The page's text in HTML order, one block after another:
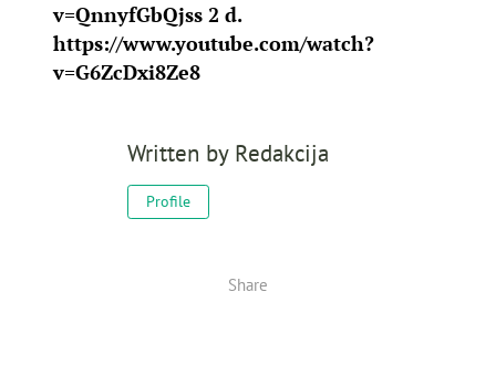
v=QnnyfGbQjss 2 d.
https://www.youtube.com/watch?
v=G6ZcDxi8Ze8
Written by Redakcija
Profile
Share